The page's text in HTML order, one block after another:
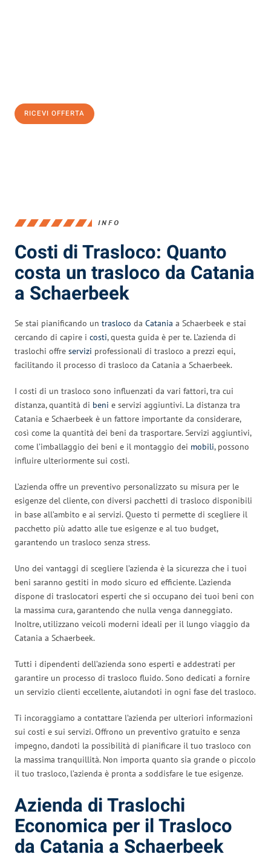
RICEVI OFFERTA
INFO
Costi di Trasloco: Quanto
costa un trasloco da Catania
a Schaerbeek
Se stai pianificando un trasloco da Catania a Schaerbeek e stai
cercando di capire i costi, questa guida è per te. L’azienda di
traslochi offre servizi professionali di trasloco a prezzi equi,
facilitando il processo di trasloco da Catania a Schaerbeek.
I costi di un trasloco sono influenzati da vari fattori, tra cui
distanza, quantità di beni e servizi aggiuntivi. La distanza tra
Catania e Schaerbeek è un fattore importante da considerare,
così come la quantità dei beni da trasportare. Servizi aggiuntivi,
come l’imballaggio dei beni e il montaggio dei mobili, possono
influire ulteriormente sui costi.
L’azienda offre un preventivo personalizzato su misura per le
esigenze del cliente, con diversi pacchetti di trasloco disponibili
in base all’ambito e ai servizi. Questo ti permette di scegliere il
pacchetto più adatto alle tue esigenze e al tuo budget,
garantendo un trasloco senza stress.
Uno dei vantaggi di scegliere l’azienda è la sicurezza che i tuoi
beni saranno gestiti in modo sicuro ed efficiente. L’azienda
dispone di traslocatori esperti che si occupano dei tuoi beni con
la massima cura, garantendo che nulla venga danneggiato.
Inoltre, utilizzano veicoli moderni ideali per il lungo viaggio da
Catania a Schaerbeek.
Tutti i dipendenti dell’azienda sono esperti e addestrati per
garantire un processo di trasloco fluido. Sono dedicati a fornire
un servizio clienti eccellente, aiutandoti in ogni fase del trasloco.
Ti incoraggiamo a contattare l’azienda per ulteriori informazioni
sui costi e sui servizi. Offrono un preventivo gratuito e senza
impegno, dandoti la possibilità di pianificare il tuo trasloco con
la massima tranquillità. Non importa quanto sia grande o piccolo
il tuo trasloco, l’azienda è pronta a soddisfare le tue esigenze.
Azienda di Traslochi
Economica per il Trasloco
da Catania a Schaerbeek